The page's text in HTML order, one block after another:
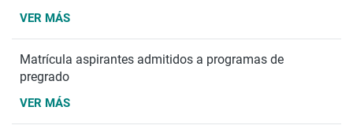
VER MÁS
Matrícula aspirantes admitidos a programas de
pregrado
VER MÁS